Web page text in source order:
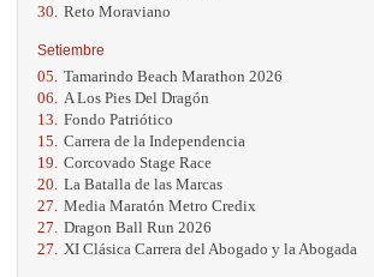
30. Reto Moraviano
Setiembre
05. Tamarindo Beach Marathon 2026
06.
A Los Pies Del Dragón
13. Fondo Patriótico
15. Carrera de la Independencia
19. Corcovado Stage Race
20. La Batalla de las Marcas
27. Media Maratón Metro Credix
27. Dragon Ball Run 2026
27.
XI Clásica Carrera del Abogado y la Abogada